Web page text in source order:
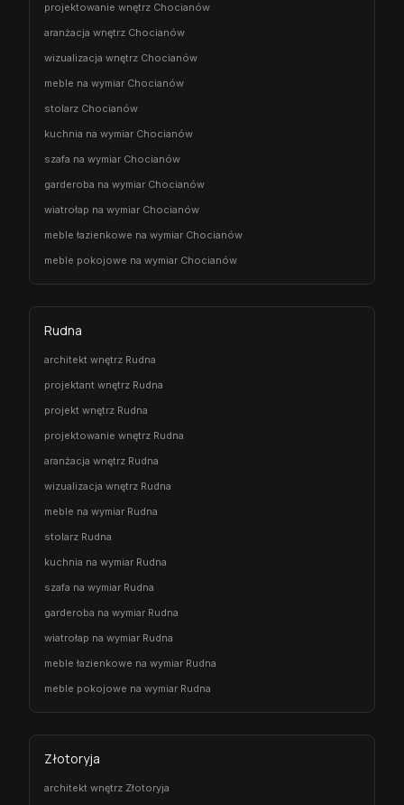
projektowanie wnętrz Chocianów
aranżacja wnętrz Chocianów
wizualizacja wnętrz Chocianów
meble na wymiar Chocianów
stolarz Chocianów
kuchnia na wymiar Chocianów
szafa na wymiar Chocianów
garderoba na wymiar Chocianów
wiatrołap na wymiar Chocianów
meble łazienkowe na wymiar Chocianów
meble pokojowe na wymiar Chocianów
Rudna
architekt wnętrz Rudna
projektant wnętrz Rudna
projekt wnętrz Rudna
projektowanie wnętrz Rudna
aranżacja wnętrz Rudna
wizualizacja wnętrz Rudna
meble na wymiar Rudna
stolarz Rudna
kuchnia na wymiar Rudna
szafa na wymiar Rudna
garderoba na wymiar Rudna
wiatrołap na wymiar Rudna
meble łazienkowe na wymiar Rudna
meble pokojowe na wymiar Rudna
Złotoryja
architekt wnętrz Złotoryja